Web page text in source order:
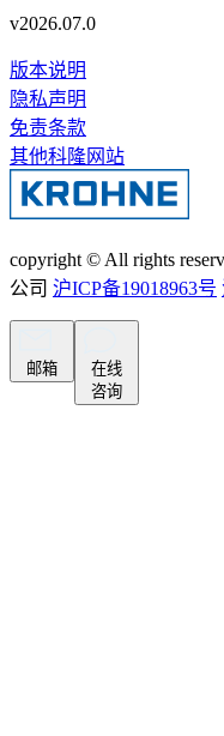
v2026.07.0
版本说明
隐私声明
免责条款
其他科隆网站
copyright © All rights
公司 沪ICP备19018963号
邮箱
在线
咨询